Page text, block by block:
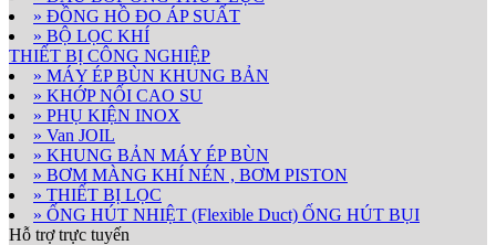
» ĐỒNG HỒ ĐO ÁP SUẤT
» BỘ LỌC KHÍ
THIẾT BỊ CÔNG NGHIỆP
» MÁY ÉP BÙN KHUNG BẢN
» KHỚP NỐI CAO SU
» PHỤ KIỆN INOX
» Van JOIL
» KHUNG BẢN MÁY ÉP BÙN
» BƠM MÀNG KHÍ NÉN , BƠM PISTON
» THIẾT BỊ LỌC
» ỐNG HÚT NHIỆT (Flexible Duct) ỐNG HÚT BỤI
Hỗ trợ trực tuyến